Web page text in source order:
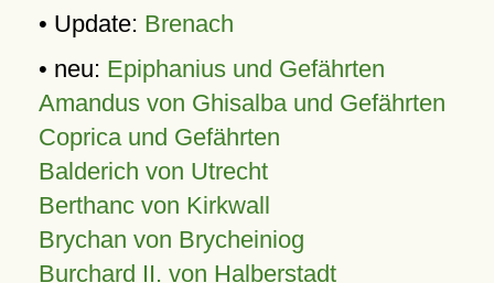
• Update: Brenach
• neu: Epiphanius und Gefährten
Amandus von Ghisalba und Gefährten
Coprica und Gefährten
Balderich von Utrecht
Berthanc von Kirkwall
Brychan von Brycheiniog
Burchard II. von Halberstadt